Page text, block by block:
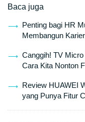
Baca juga
Penting bagi HR
Membangun
Canggih! TV
Cara Kita Nonton
Review HUAWEI
yang Punya Fitur